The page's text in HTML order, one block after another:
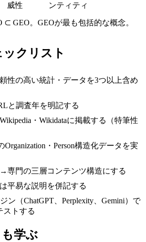
威性
ンティティ
⊂ GEO。GEOが最も包括的な概念。
クリスト
性の高い統計・データを3つ以上含め
と調査年を明記する
・Wikidataに掲載する（特筆性
Organization・Person構造化データを実
門の三層コンテンツ構造にする
平易な説明を併記する
ン（ChatGPT、Perplexity、Gemini）で
ストする
学ぶ